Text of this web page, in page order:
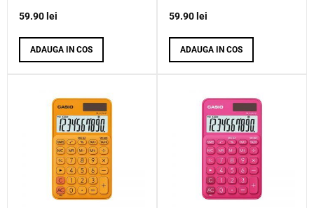
59.90 lei
ADAUGA IN COS
59.90 lei
ADAUGA IN COS